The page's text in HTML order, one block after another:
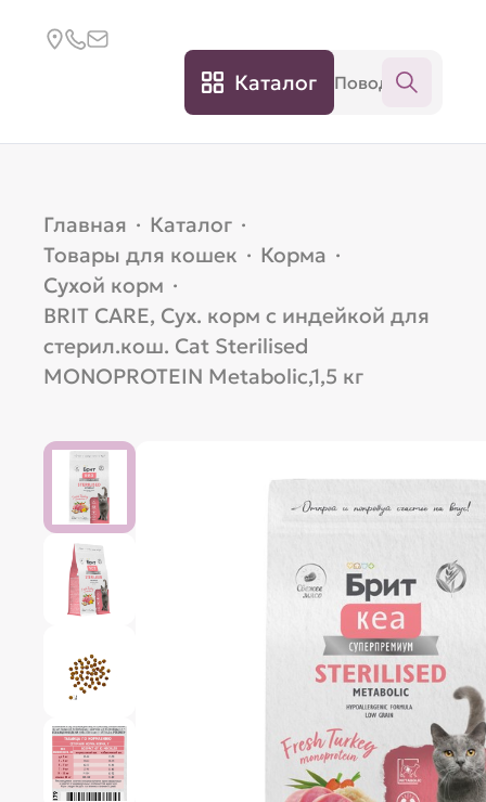
Каталог
Главная · Каталог ·
Товары для кошек · Корма ·
Сухой корм ·
BRIT CARE, Сух. корм с индейкой для
стерил.кош. Cat Sterilised
MONOPROTEIN Metabolic,1,5 кг